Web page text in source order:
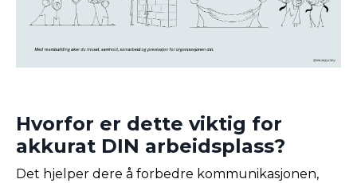
Hvorfor er dette viktig for
akkurat DIN arbeidsplass?
Det hjelper dere å forbedre kommunikasjonen,